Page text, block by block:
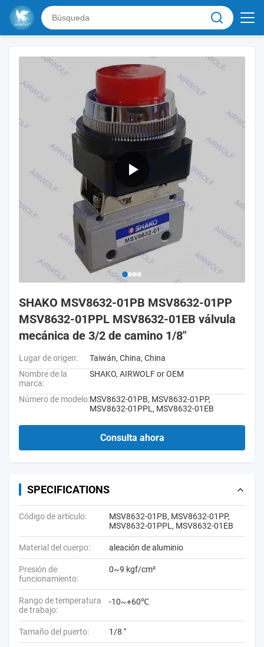
SHAKO MSV8632-01PB MSV8632-01PP
MSV8632-01PPL MSV8632-01EB válvula
mecánica de 3/2 de camino 1/8"
Lugar de origen:
Taiwán, China, China
Nombre de la
marca:
SHAKO, AIRWOLF or OEM
Número de modelo:MSV8632-01PB, MSV8632-01PP,
MSV8632-01PPL, MSV8632-01EB
Consulta ahora
SPECIFICATIONS
Código de artículo:
MSV8632-01PB, MSV8632-01PP,
MSV8632-01PPL, MSV8632-01EB
Material del cuerpo: aleación de aluminio
Presión de
funcionamiento:
0~9 kgf/cm²
Rango de temperatura
de trabajo:
-10~+60℃
Tamaño del puerto: 1/8 "